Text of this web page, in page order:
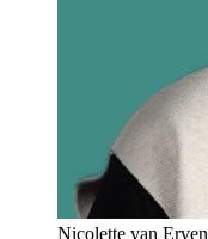
Nicolette van Erven